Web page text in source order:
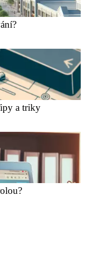
a triky